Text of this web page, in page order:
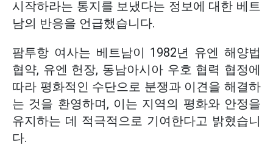
시작하라는 통지를 보냈다는 정보에 대한 베트
남의 반응을 언급했습니다.
팜투항 여사는 베트남이 1982년 유엔 해양법
협약, 유엔 헌장, 동남아시아 우호 협력 협정에
따라 평화적인 수단으로 분쟁과 이견을 해결하
는 것을 환영하며, 이는 지역의 평화와 안정을
유지하는 데 적극적으로 기여한다고 밝혔습니
다.